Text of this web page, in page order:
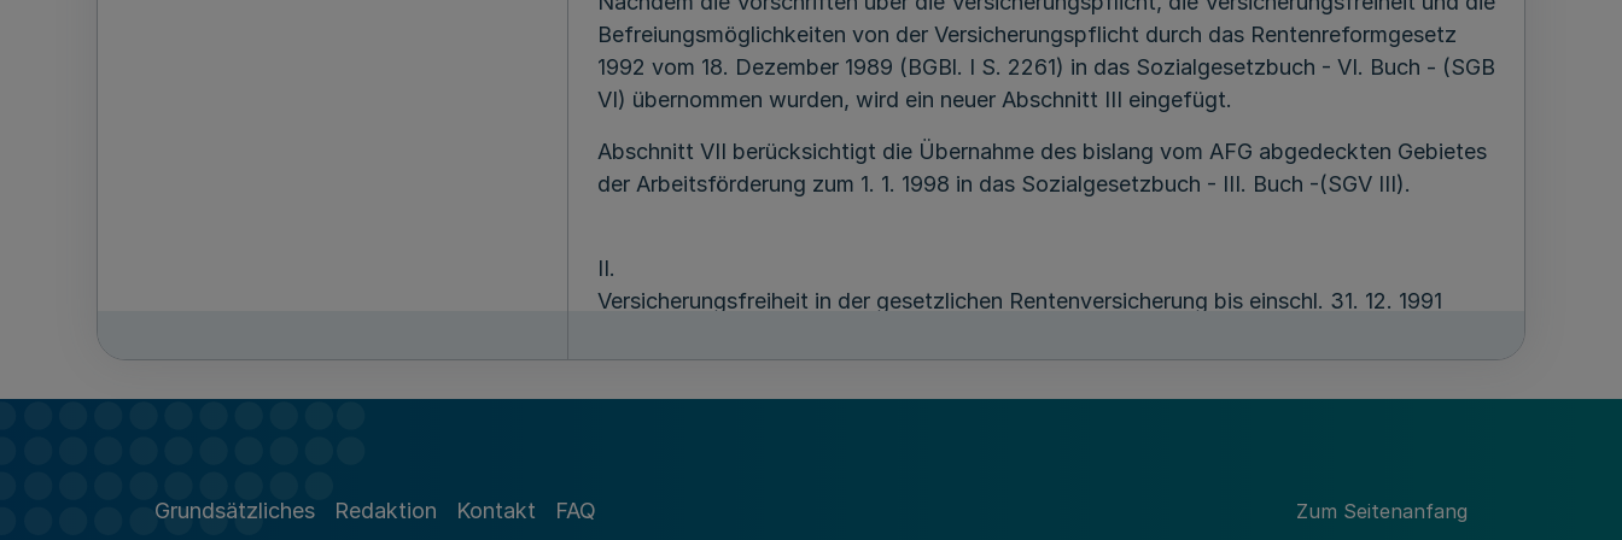
Befreiungsmöglichkeiten von der Versicherungspflicht durch das Rentenreformgesetz
1992 vom 18. Dezember 1989 (BGBl. I S. 2261) in das Sozialgesetzbuch - VI. Buch - (SGB
VI) übernommen wurden, wird ein neuer Abschnitt III eingefügt.
Abschnitt VII berücksichtigt die Übernahme des bislang vom AFG abgedeckten Gebietes
der Arbeitsförderung zum 1. 1. 1998 in das Sozialgesetzbuch - III. Buch -(SGV III).
II.
Versicherungsfreiheit in der gesetzlichen Rentenversicherung bis einschl. 31. 12. 1991
eine Anwartschaft auf lebenslängliche Versorgung und Hinterbliebenenversorgung bei
Grundsätzliches Redaktion Kontakt FAQ Zum Seitenanfang